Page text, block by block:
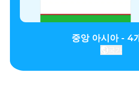
중앙 아시아 - 4